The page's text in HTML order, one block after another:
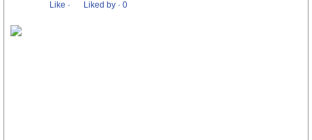
Like · Liked by · 0